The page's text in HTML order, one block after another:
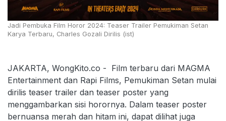
Jadi Pembuka Film Horor 2024: Teaser Trailer Pemukiman Setan
Karya Terbaru, Charles Gozali Dirilis (ist)
JAKARTA, WongKito.co - Film terbaru dari MAGMA
Entertainment dan Rapi Films, Pemukiman Setan mulai
dirilis teaser trailer dan teaser poster yang
menggambarkan sisi horornya. Dalam teaser poster
bernuansa merah dan hitam ini, dapat dilihat juga